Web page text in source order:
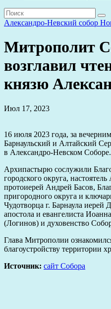
Александро-Невский собор
Митрополит
возглавил
князю
Июл 17, 2023
16 июля 2023 года, за
Барнаульский и Алтайский
в Александро-Невском Соборе.
Архипастырю сослужили
городского округа,
протоиерей Андрей Басов,
пригородного округа и
Чудотворца г. Барнаула
апостола и евангелиста
(Логинов) и духовенство
Глава Митрополии
благоустройству территории
Источник: сайт Собора